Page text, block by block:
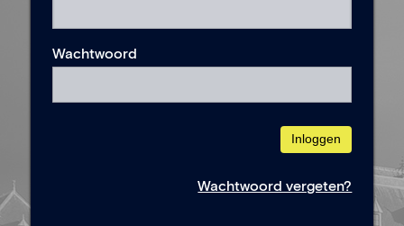
Wachtwoord
Wachtwoord vergeten?